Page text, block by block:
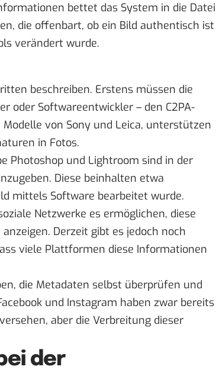
bettet das System in die Datei
die offenbart, ob ein Bild authentisch ist
verändert wurde.
beschreiben. Erstens müssen die
oder Softwareentwickler – den C2PA-
von Sony und Leica, unterstützen
in Fotos.
Photoshop und Lightroom sind in der
Diese beinhalten etwa
mittels Software bearbeitet wurde.
Netzwerke es ermöglichen, diese
Derzeit gibt es jedoch noch
viele Plattformen diese Informationen
die Metadaten selbst überprüfen und
und Instagram haben zwar bereits
aber die Verbreitung dieser
der